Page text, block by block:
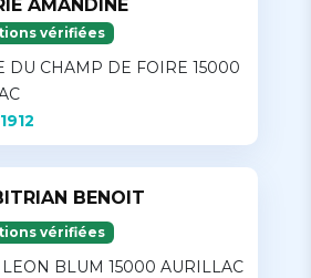
AMANDINE
vérifiées
DU CHAMP DE FOIRE 15000
BENOIT
vérifiées
BLUM 15000 AURILLAC